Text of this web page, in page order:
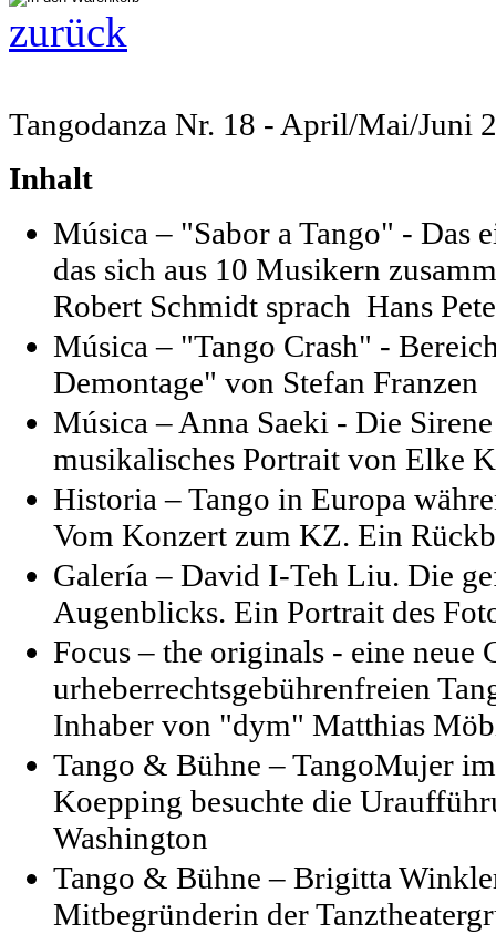
zurück
Tangodanza Nr. 18 - April/Mai/Juni
Inhalt
Música – "Sabor a Tango" - Das
das sich aus 10 Musikern
Robert Schmidt sprach Hans
Música – "Tango Crash" -
Demontage" von Stefan Franzen
Música – Anna Saeki - Die
musikalisches Portrait von Elke
Historia – Tango in Europa
Vom Konzert zum KZ. Ein
Galería – David I-Teh Liu. Die
Augenblicks. Ein Portrait des
Focus – the originals - eine
urheberrechtsgebührenfreien
Inhaber von "dym" Matthias
Tango & Bühne – TangoMujer
Koepping besuchte die
Washington
Tango & Bühne – Brigitta
Mitbegründerin der